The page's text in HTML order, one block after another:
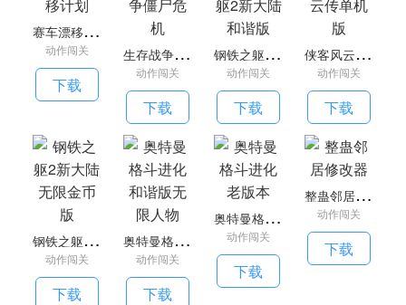
到以极快的速度驾驶跑车的快感。
相关推荐
直线赛车手3D：是一款惊心动魄的赛车游戏，玩家可以在
各种赛道上驾驶传说中的战神GTR，体验速度与激情的终极快
感。展示你精湛的转弯技巧，震惊全场，超越所有对手，成为
最终的冠军。也有很多其他的游戏模式，有艰难的挑战，以测
试你的真正技能。
公路卡车赛车：一个非常有趣的赛车游戏，你可以在城市
的街道上自由竞赛。每场比赛都很有趣，展示了你的个人智
慧，所以你可以越来越顺利地实现你的目标，加上游戏中内置
的越来越多的流行元素，整体感觉越来越有趣，你的技能也得
到了充分的展示。
赛
车漂移计划
动作闯关
下载
生
存战争僵尸危机
动作闯关
下载
钢
铁之躯2新大陆和谐版
动作闯关
下载
侠
客风云传单机版
动作闯关
下载
钢
铁之躯2新大陆无限金币版
动作闯关
下载
奥
特曼格斗进化和谐版无限人物
动作闯关
下载
奥
特曼格斗进化老版本
动作闯关
下载
整
蛊邻居修改器
动作闯关
下载